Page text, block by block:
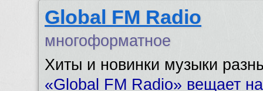
Global FM Radio
многоформатное
Хиты и новинки музыки
«Global FM Radio» вещает